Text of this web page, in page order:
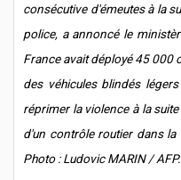
consécutive d'émeutes à la
police, a annoncé le
France avait déployé 45 000
des véhicules blindés
réprimer la violence à la
d'un contrôle routier dans
Photo : Ludovic MARIN / AFP.